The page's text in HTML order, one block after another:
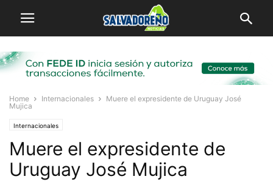
Home Internacionales
Muere el expresidente de Uruguay José
Mujica
Internacionales
Muere el expresidente de
Uruguay José Mujica